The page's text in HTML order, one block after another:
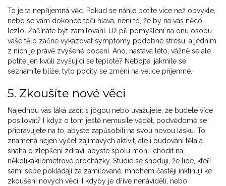
To je ta nepříjemná věc. Pokud se náhle potíte více než obvykle,
nebo se vám dokonce točí hlava, není to, že by na vás něco
lezlo. Začínáte být zamilovaní. Už při pomyšlení na onu osobu
vaše tělo začne vykazovat symptomy podobné stresu, a jedním
z nich je právě zvýšené pocení. Ano, nastává léto, vážně se ale
potíte jen kvůli zvyšující se teplotě? Nebojte, jakmile se
seznámíte blíže, tyto pocity se změní na velice příjemné.
5. Zkoušíte nové věci
Najednou vás láká začít s jógou nebo uvažujete, že budete více
posilovat? I když o tom ještě nemusíte vědět, podvědomě se
připravujete na to, abyste zapůsobili na svou novou lásku. To
znamená nejen výčet zajímavých aktivit, ale i budování těla a
snaha o zlepšení zdraví, abyste spolu mohli chodit na
několikakilometrové procházky. Studie se shodují, že lidé, kteří
sami sebe pokládají za zamilované, mnohem častěji inklinují ke
zkoušení nových věcí. I kdyby je dříve nenáviděli, nebo